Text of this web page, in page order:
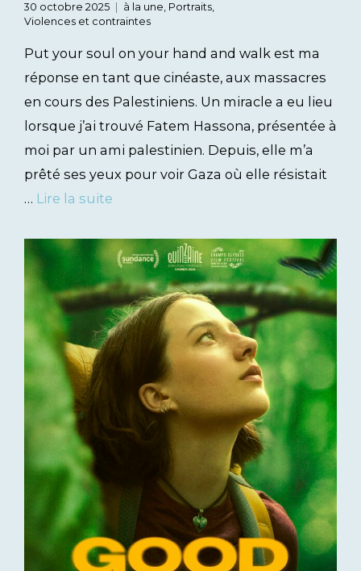
30 octobre 2025 à la une, Portraits,
Violences et contraintes
Put your soul on your hand and walk est ma
réponse en tant que cinéaste, aux massacres
en cours des Palestiniens. Un miracle a eu lieu
lorsque j’ai trouvé Fatem Hassona, présentée à
moi par un ami palestinien. Depuis, elle m’a
prêté ses yeux pour voir Gaza où elle résistait
… Lire la suite